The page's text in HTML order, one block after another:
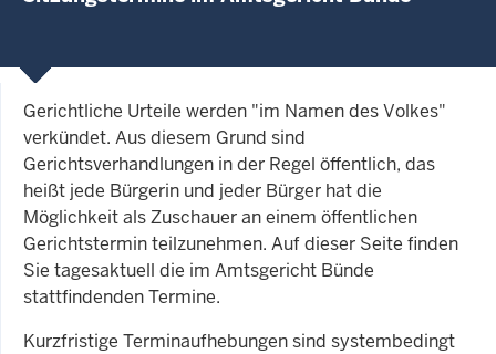
Gerichtliche Urteile werden "im Namen des Volkes"
verkündet. Aus diesem Grund sind
Gerichtsverhandlungen in der Regel öffentlich, das
heißt jede Bürgerin und jeder Bürger hat die
Möglichkeit als Zuschauer an einem öffentlichen
Gerichtstermin teilzunehmen. Auf dieser Seite finden
Sie tagesaktuell die im Amtsgericht Bünde
stattfindenden Termine.
Kurzfristige Terminaufhebungen sind systembedingt